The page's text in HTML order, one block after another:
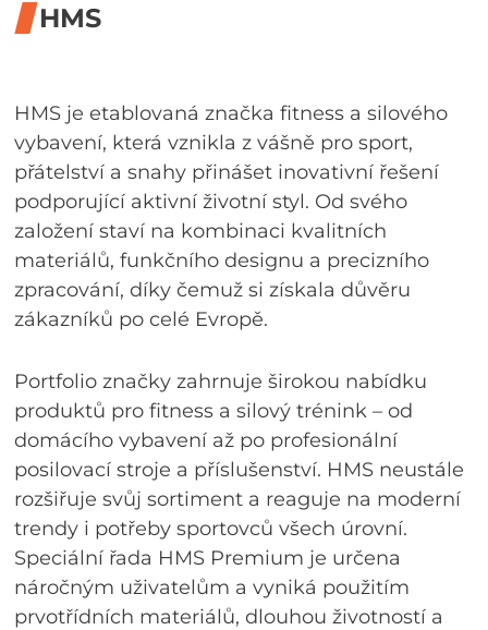
HMS
HMS je etablovaná značka fitness a silového
vybavení, která vznikla z vášně pro sport,
přátelství a snahy přinášet inovativní řešení
podporující aktivní životní styl. Od svého
založení staví na kombinaci kvalitních
materiálů, funkčního designu a precizního
zpracování, díky čemuž si získala důvěru
zákazníků po celé Evropě.
Portfolio značky zahrnuje širokou nabídku
produktů pro fitness a silový trénink – od
domácího vybavení až po profesionální
posilovací stroje a příslušenství. HMS neustále
rozšiřuje svůj sortiment a reaguje na moderní
trendy i potřeby sportovců všech úrovní.
Speciální řada HMS Premium je určena
náročným uživatelům a vyniká použitím
prvotřídních materiálů, dlouhou životností a